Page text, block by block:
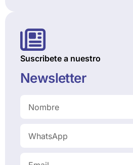
Suscribete a nuestro
Newsletter